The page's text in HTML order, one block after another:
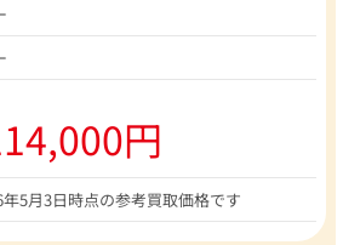
円
5月3日時点の参考買取価格です